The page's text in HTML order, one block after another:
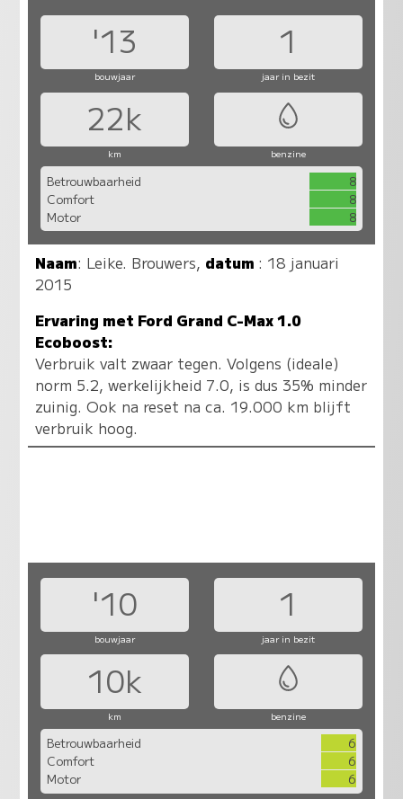
'13 1
bouwjaar jaar in bezit
22k
km benzine
Betrouwbaarheid
8
Comfort
8
Motor
8
Naam: Leike. Brouwers, datum : 18 januari
2015
Ervaring met Ford Grand C-Max 1.0
Ecoboost:
Verbruik valt zwaar tegen. Volgens (ideale)
norm 5.2, werkelijkheid 7.0, is dus 35% minder
zuinig. Ook na reset na ca. 19.000 km blijft
verbruik hoog.
'10 1
bouwjaar jaar in bezit
10k
km benzine
Betrouwbaarheid
6
Comfort
6
Motor
6